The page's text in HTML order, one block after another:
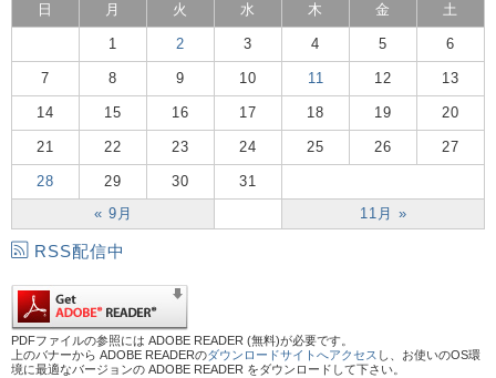
日 月 火 水 木 金 土
« 9月 11月 »
1 2 3 4 5 6
7 8 9 10 11 12 13
14 15 16 17 18 19 20
21 22 23 24 25 26 27
28 29 30 31
RSS配信中
PDFファイルの参照には ADOBE READER (無料)が必要です。
上のバナーから ADOBE READERのダウンロードサイトへアクセス し、お使いのOS環
境に最適なバージョンの ADOBE READER をダウンロードして下さい。